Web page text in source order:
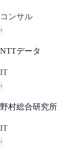
コンサル
›
NTTデータ
IT
›
野村総合研究所
IT
›